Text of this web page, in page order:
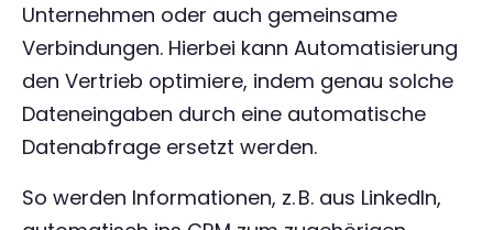
Unternehmen oder auch gemeinsame
Verbindungen. Hierbei kann Automatisierung
den Vertrieb optimiere, indem genau solche
Dateneingaben durch eine automatische
Datenabfrage ersetzt werden.
So werden Informationen, z. B. aus LinkedIn,